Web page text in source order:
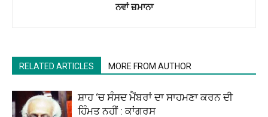
ਨਵਾਂ ਜ਼ਮਾਨਾ
RELATED ARTICLES MORE FROM AUTHOR
ਸ਼ਾਹ ‘ਚ ਸੰਸਦ ਮੈਂਬਰਾਂ ਦਾ ਸਾਹਮਣਾ ਕਰਨ ਦੀ
ਹਿੰਮਤ ਨਹੀਂ : ਕਾਂਗਰਸ